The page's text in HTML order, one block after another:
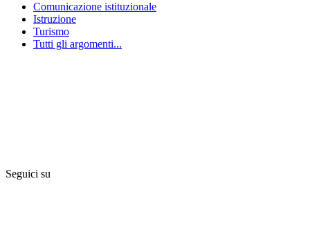
Comunicazione istituzionale
Istruzione
Turismo
Tutti gli argomenti...
Seguici su